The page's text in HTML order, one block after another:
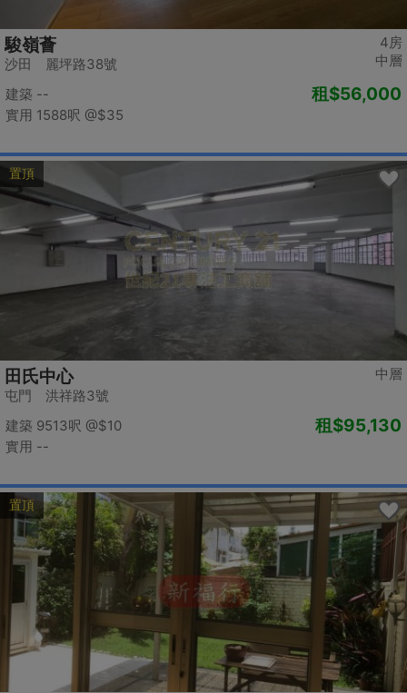
4房
中層
駿嶺薈
沙田 麗坪路38號
建築 --
實用 1588呎 @$35
租$56,000
置頂
中層
田氏中心
屯門 洪祥路3號
建築 9513呎 @$10
實用 --
租$95,130
置頂